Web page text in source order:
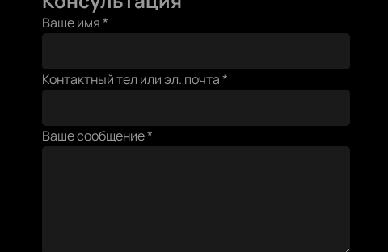
Ваше имя*
Контактный тел или эл. почта*
эл.
Ваше сообщение*